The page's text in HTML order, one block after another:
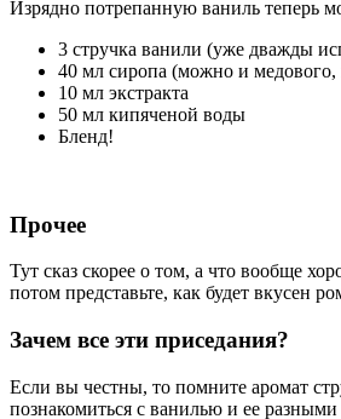
Изрядно потрепанную ваниль теперь
3 стручка ванили (уже дважды
40 мл сиропа (можно и
10 мл экстракта
50 мл кипяченой воды
Бленд!
Прочее
Тут сказ скорее о том, а что вообще
потом представьте, как будет вкусен
Зачем все эти приседания?
Если вы честны, то помните аромат
познакомиться с ванилью и ее